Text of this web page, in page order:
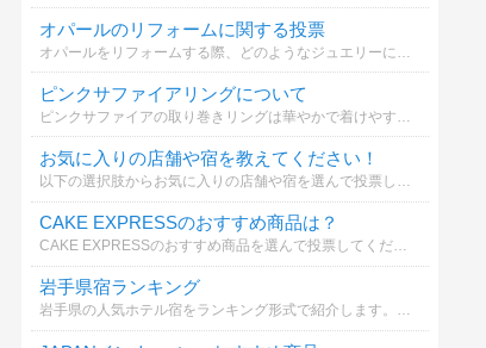
オパールのリフォームに関する投票
ピンクサファイアリングについて
ピンクサファイアの取り巻きリングは華やかで着けやすい。春のイベントにぴったり。リング枠のリフォームも可能。ご希望に合わせたカスタマイズも可能ですか？
お気に入りの店舗や宿を教えてください！
以下の選択肢からお気に入りの店舗や宿を選んで投票してください
CAKE EXPRESSのおすすめ商品は？
CAKE EXPRESSのおすすめ商品を選んで投票してください！
岩手県宿ランキング
岩手県の人気ホテル宿をランキング形式で紹介します。おすすめの宿選びに参考にしてみてください！